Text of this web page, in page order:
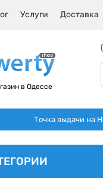
Услуги Доставка
в Одессе
(
Точка выдачи на